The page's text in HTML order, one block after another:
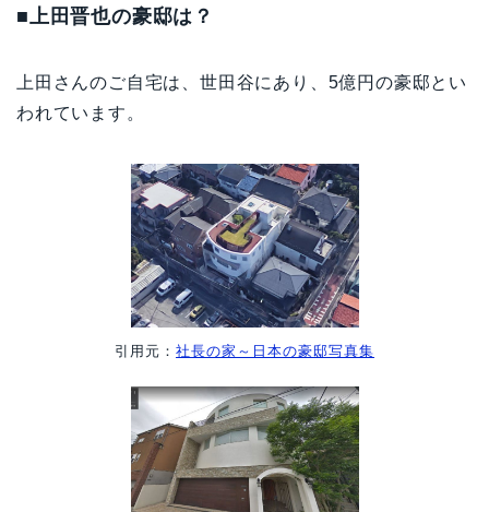
■上田晋也の豪邸は？
上田さんのご自宅は、世田谷にあり、5億円の豪邸とい
われています。
引用元： 社長の家～日本の豪邸写真集